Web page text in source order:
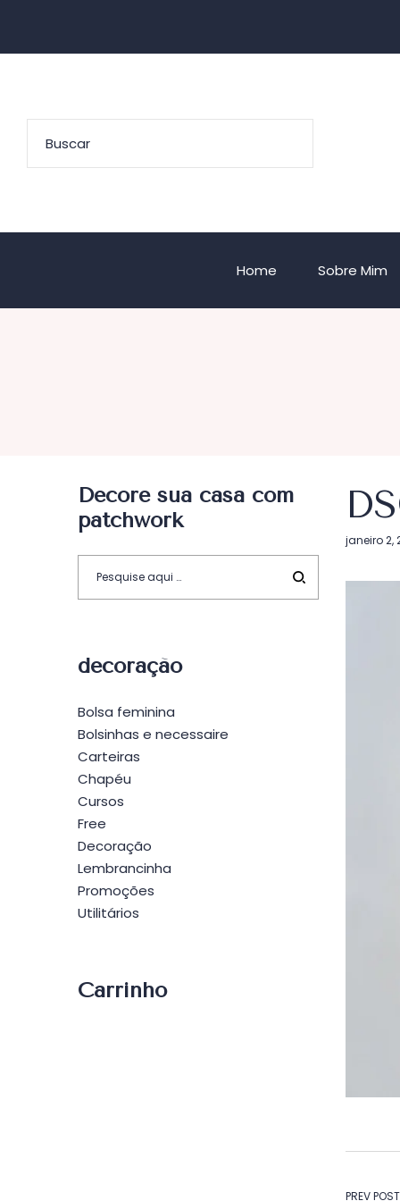
Home Sobre Mim
Postado
janeiro 2,
PREV POST
Decore sua casa com
patchwork
decoração
Bolsa feminina
Bolsinhas e necessaire
Carteiras
Chapéu
Cursos
Free
Decoração
Lembrancinha
Promoções
Utilitários
Carrinho